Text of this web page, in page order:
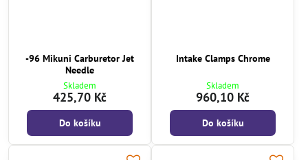
-96 Mikuni Carburetor Jet
Needle
Skladem
425,70 Kč
Do košíku
Intake Clamps Chrome
Skladem
960,10 Kč
Do košíku